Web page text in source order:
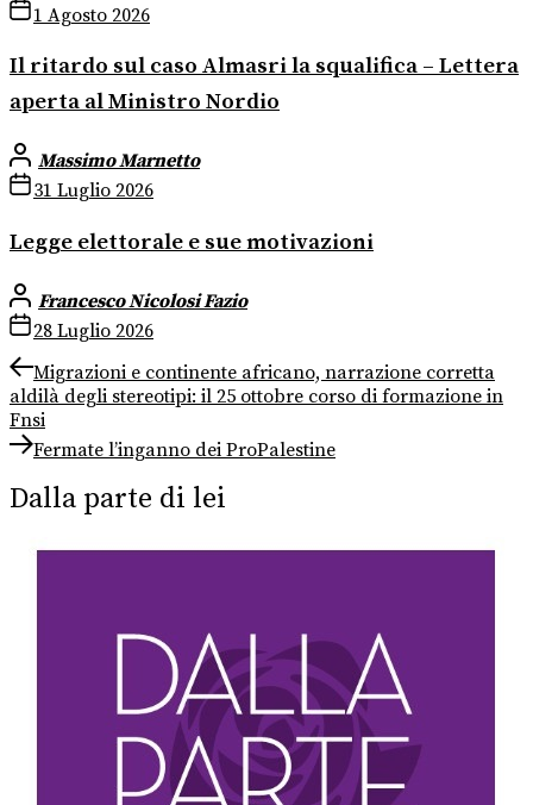
1 Agosto 2026
Il ritardo sul caso Almasri la squalifica – Lettera
aperta al Ministro Nordio
Massimo Marnetto
31 Luglio 2026
Legge elettorale e sue motivazioni
Francesco Nicolosi Fazio
28 Luglio 2026
Navigazione
articoli
Previous
post:
Migrazioni e continente africano, narrazione corretta
aldilà degli stereotipi: il 25 ottobre corso di formazione in
Fnsi
Next
post:
Fermate l’inganno dei ProPalestine
Dalla parte di lei